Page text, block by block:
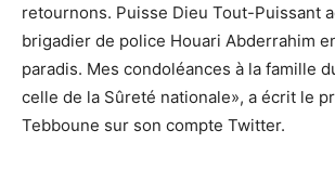
retournons. Puisse Dieu Tout-Puissant
brigadier de police Houari Abderrahim
paradis. Mes condoléances à la famille
celle de la Sûreté nationale», a écrit le
Tebboune sur son compte Twitter.